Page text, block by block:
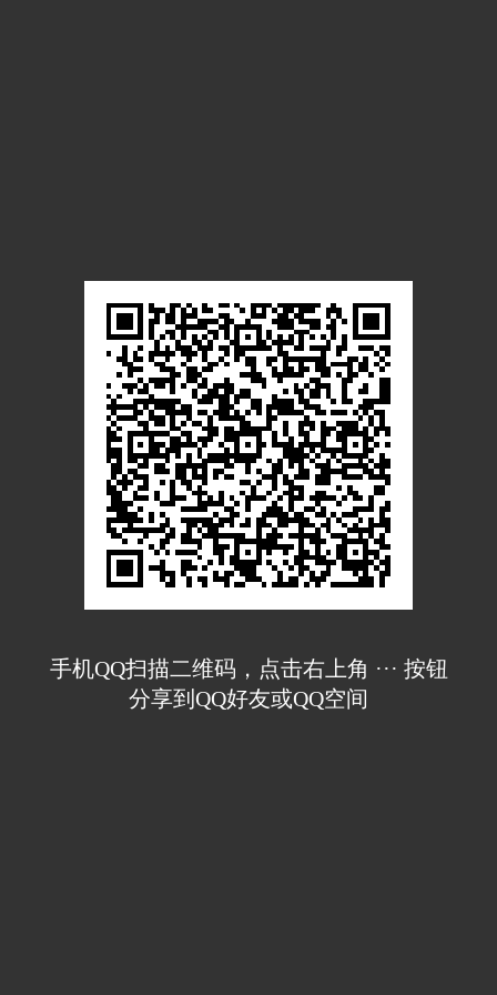
手机QQ扫描二维码，点击右上角 ··· 按钮
分享到QQ好友或QQ空间